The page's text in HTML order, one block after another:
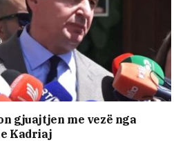
gjuajtjen me vezë nga
Kadriaj